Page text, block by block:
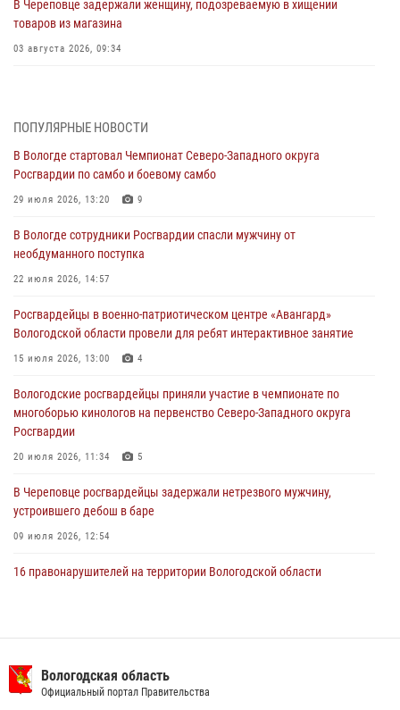
В Череповце задержали женщину, подозреваемую в хищении
товаров из магазина
03 августа 2026, 09:34
самбо
ЗА МИНУВШУЮ НЕДЕЛЮ СОТРУДНИКАМИ ВНЕВЕДОМСТВЕННОЙ
ОХРАНЫ РОСГВАРДИИ В ВОЛОГОДСКОЙ ОБЛАСТИ ЗАДЕРЖАНО 23
02 августа 2026, 10:37
Росгвардейцы в г. Соколе задержали несовершеннолетнего
31 июля 2026, 06:43
В Вологде стартовал Чемпионат Северо-Западного округа
29 июля 2026, 13:20
ПОПУЛЯРНЫЕ НОВОСТИ
В Вологде стартовал Чемпионат Северо-Западного округа
Росгвардии по самбо и боевому самбо
29 июля 2026, 13:20 9
В Вологде сотрудники Росгвардии спасли мужчину от
необдуманного поступка
22 июля 2026, 14:57
Росгвардейцы в военно-патриотическом центре «Авангард»
Вологодской области провели для ребят интерактивное занятие
15 июля 2026, 13:00 4
Вологодские росгвардейцы приняли участие в чемпионате по
многоборью кинологов на первенство Северо-Западного округа
Росгвардии
20 июля 2026, 11:34 5
В Череповце росгвардейцы задержали нетрезвого мужчину,
устроившего дебош в баре
09 июля 2026, 12:54
16 правонарушителей на территории Вологодской области
В Великом Устюге росгвардейцы задержали мужчин, устроивших
стрельбу
Вологодская область
Официальный портал Правительства